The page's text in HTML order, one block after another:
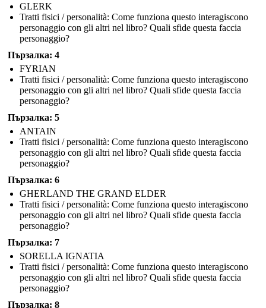
GLERK
Tratti fisici / personalità: Come funziona questo interagiscono
personaggio con gli altri nel libro? Quali sfide questa faccia
personaggio?
Пързалка: 4
FYRIAN
Tratti fisici / personalità: Come funziona questo interagiscono
personaggio con gli altri nel libro? Quali sfide questa faccia
personaggio?
Пързалка: 5
ANTAIN
Tratti fisici / personalità: Come funziona questo interagiscono
personaggio con gli altri nel libro? Quali sfide questa faccia
personaggio?
Пързалка: 6
GHERLAND THE GRAND ELDER
Tratti fisici / personalità: Come funziona questo interagiscono
personaggio con gli altri nel libro? Quali sfide questa faccia
personaggio?
Пързалка: 7
SORELLA IGNATIA
Tratti fisici / personalità: Come funziona questo interagiscono
personaggio con gli altri nel libro? Quali sfide questa faccia
personaggio?
Пързалка: 8